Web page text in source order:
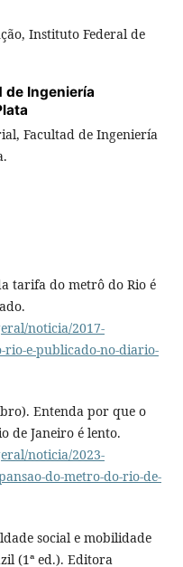
Instituto Federal de
de Ingeniería
Facultad de Ingeniería
tarifa do metrô do Rio é
noticia/2017-
rio-e-publicado-no-diario-
Entenda por que o
de Janeiro é lento.
noticia/2023-
do-metro-do-rio-de-
social e mobilidade
(1ª ed.). Editora